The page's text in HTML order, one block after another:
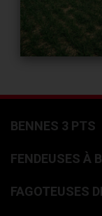
BENNES 3 PTS
FENDEUSES À
FAGOTEUSES